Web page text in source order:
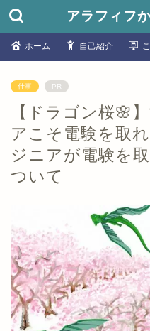
アラフィフ
ホーム 自己紹介
仕事 PR
【ドラゴン桜🌸
アこそ電験を取
ジニアが電験を
ついて